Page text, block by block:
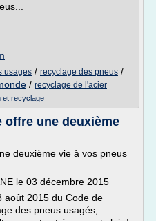
usages / recyclage des pneus /
/ recyclage de l'acier
et recyclage
offre une deuxième
deuxième vie à vos pneus
le 03 décembre 2015
août 2015 du Code de
des pneus usagés,